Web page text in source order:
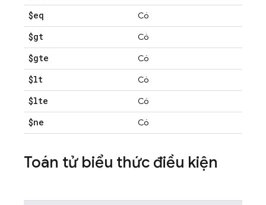
$eq Có
$gt Có
$gte Có
$lt Có
$lte Có
$ne Có
Toán tử biểu thức điều kiện